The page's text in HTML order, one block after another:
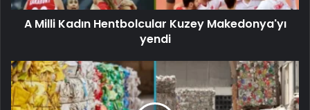
A Milli Kadın Hentbolcular Kuzey Makedonya'yı
yendi